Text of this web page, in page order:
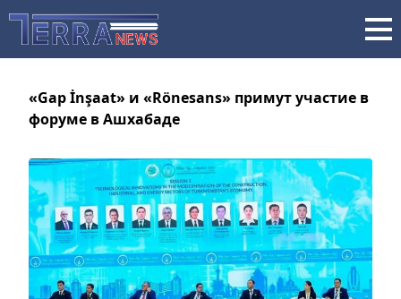
«Gap İnşaat» и «Rönesans» примут участие в
форуме в Ашхабаде